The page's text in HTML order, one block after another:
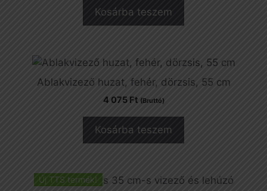
Kosárba teszem
Ablakvizező huzat, fehér, dörzsis, 55 cm
4 075 Ft (Bruttó)
Kosárba teszem
Új TTS termék!